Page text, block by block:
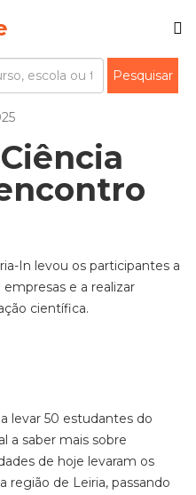
In levou os participantes a
e a realizar
científica.
levar 50 estudantes do
a saber mais sobre
de hoje levaram os
região de Leiria, passando